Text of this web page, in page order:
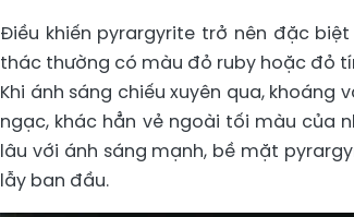
Điều khiến pyrargyrite trở nên đặc
thác thường có màu đỏ ruby hoặc đỏ
Khi ánh sáng chiếu xuyên qua,
ngạc, khác hẳn vẻ ngoài tối màu của
lâu với ánh sáng mạnh, bề mặt
lẫy ban đầu.